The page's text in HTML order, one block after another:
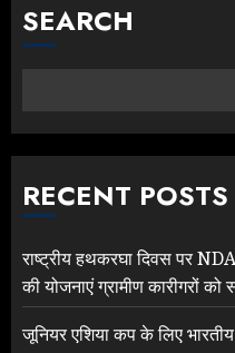
SEARCH
RECENT POSTS
राष्ट्रीय हथकरघा दिवस पर
की योजनाएं ग्रामीण कारीगरों को
जूनियर एशिया कप के लिए भारतीय